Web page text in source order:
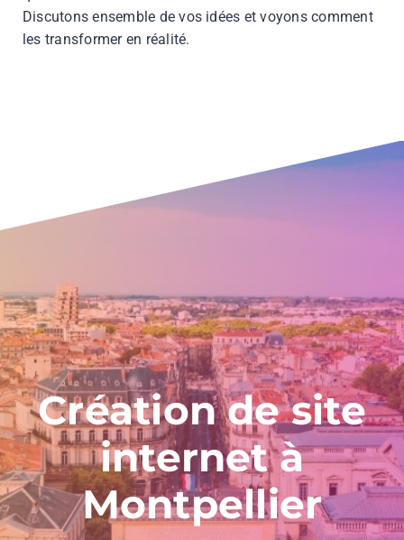
Discutons ensemble de vos idées et voyons comment
les transformer en réalité.
Création de site
internet à
Montpellier